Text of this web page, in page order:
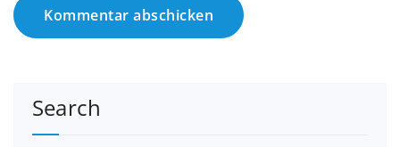
Search